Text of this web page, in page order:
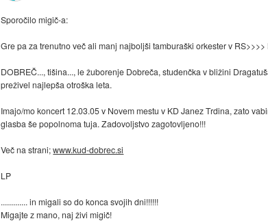
Sporočilo migič-a:
Gre pa za trenutno več ali manj najboljši tamburaški orkester v
DOBREČ..., tišina..., le žuborenje Dobreča, studenčka v bližini
preživel najlepša otroška leta.
Imajo/mo koncert 12.03.05 v Novem mestu v KD Janez Trdina, zato
glasba še popolnoma tuja. Zadovoljstvo zagotovljeno!!!
Več na strani;www.kud-dobrec.si
LP
............. in migali so do konca svojih dni!!!!!!
Migajte z mano, naj živi migič!